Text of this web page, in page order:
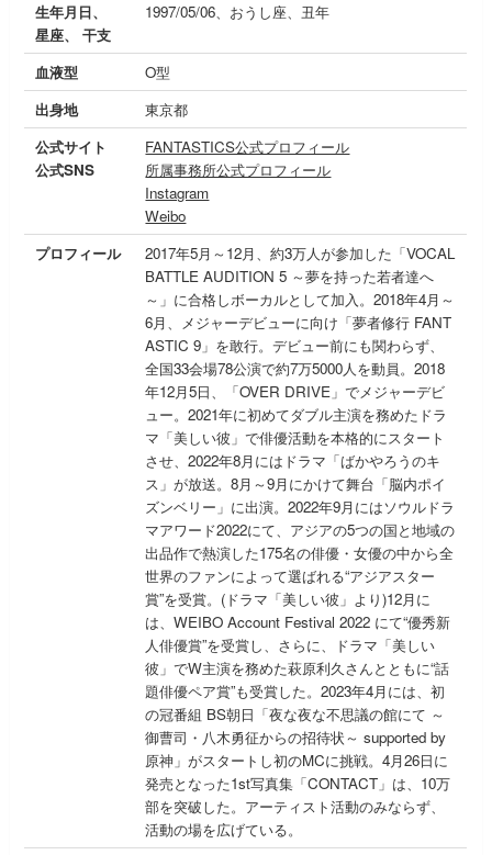
生年月日、
星座、 干支
1997/05/06、おうし座、丑年
血液型
O型
出身地
東京都
公式サイト
公式SNS
FANTASTICS公式プロフィール
所属事務所公式プロフィール
Instagram
Weibo
プロフィール
2017年5月～12月、約3万人が参加した「VOCAL
BATTLE AUDITION 5 ～夢を持った若者達へ
～」に合格しボーカルとして加入。2018年4月～
6月、メジャーデビューに向け「夢者修行 FANT
ASTIC 9」を敢行。デビュー前にも関わらず、
全国33会場78公演で約7万5000人を動員。2018
年12月5日、「OVER DRIVE」でメジャーデビ
ュー。2021年に初めてダブル主演を務めたドラ
マ「美しい彼」で俳優活動を本格的にスタート
させ、2022年8月にはドラマ「ばかやろうのキ
ス」が放送。8月～9月にかけて舞台「脳内ポイ
ズンベリー」に出演。2022年9月にはソウルドラ
マアワード2022にて、アジアの5つの国と地域の
出品作で熱演した175名の俳優・女優の中から全
世界のファンによって選ばれる“アジアスター
賞”を受賞。(ドラマ「美しい彼」より)12月に
は、WEIBO Account Festival 2022 にて“優秀新
人俳優賞”を受賞し、さらに、ドラマ「美しい
彼」でW主演を務めた萩原利久さんとともに“話
題俳優ペア賞”も受賞した。2023年4月には、初
の冠番組 BS朝日「夜な夜な不思議の館にて ～
御曹司・八木勇征からの招待状～ supported by
原神」がスタートし初のMCに挑戦。4月26日に
発売となった1st写真集「CONTACT」は、10万
部を突破した。アーティスト活動のみならず、
活動の場を広げている。